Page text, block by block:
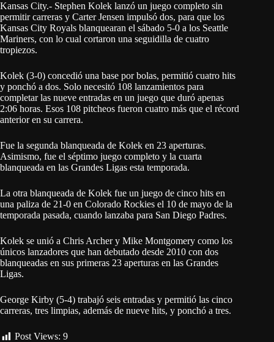
Kansas City.- Stephen Kolek lanzó un juego completo sin
permitir carreras y Carter Jensen impulsó dos, para que los
Kansas City Royals blanquearan el sábado 5-0 a los Seattle
Mariners, con lo cual cortaron una seguidilla de cuatro
tropiezos.
Kolek (3-0) concedió una base por bolas, permitió cuatro hits
y ponchó a dos. Solo necesitó 108 lanzamientos para
completar las nueve entradas en un juego que duró apenas
2:06 horas. Esos 108 pitcheos fueron cuatro más que el récord
anterior en su carrera.
Fue la segunda blanqueada de Kolek en 23 aperturas.
Asimismo, fue el séptimo juego completo y la cuarta
blanqueada en las Grandes Ligas esta temporada.
La otra blanqueada de Kolek fue un juego de cinco hits en
una paliza de 21-0 en Colorado Rockies el 10 de mayo de la
temporada pasada, cuando lanzaba para San Diego Padres.
Kolek se unió a Chris Archer y Mike Montgomery como los
únicos lanzadores que han debutado desde 2010 con dos
blanqueadas en sus primeras 23 aperturas en las Grandes
Ligas.
George Kirby (5-4) trabajó seis entradas y permitió las cinco
carreras, tres limpias, además de nueve hits, y ponchó a tres.
Post Views: 9